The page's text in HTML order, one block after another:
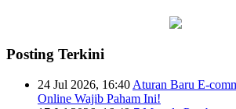
about-
us-
Posting Terkini
24 Jul 2026, 16:40 Aturan Baru E-
Online Wajib Paham Ini!